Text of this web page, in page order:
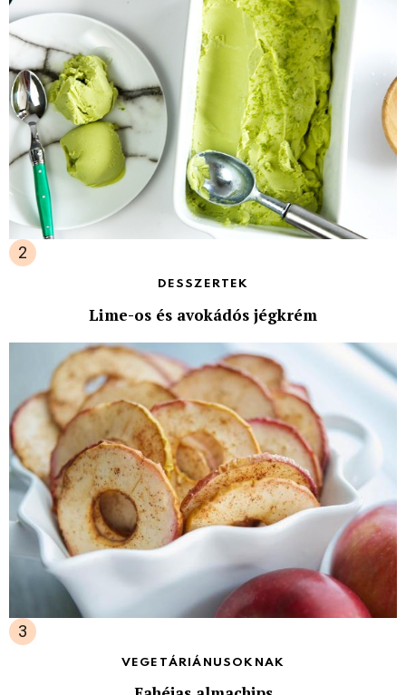
DESSZERTEK
Lime-os és avokádós jégkrém
VEGETÁRIÁNUSOKNAK